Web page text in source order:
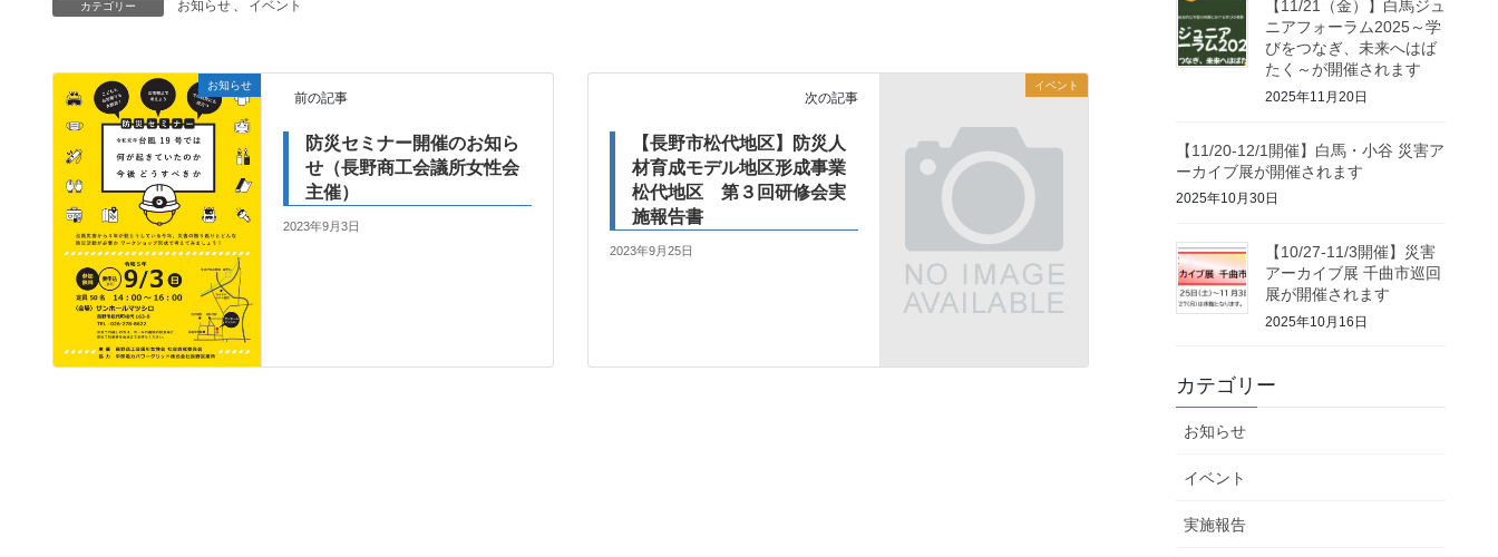
カテゴリー お知らせ 、 イベント
お知らせ
前の記事
防災セミナー開催のお知ら
せ（長野商工会議所女性会
主催）
2023年9月3日
イベント
次の記事
【長野市松代地区】防災人
材育成モデル地区形成事業
松代地区 第３回研修会実
施報告書
2023年9月25日
【11/21（金）】白馬ジュ
ニアフォーラム2025～学
びをつなぎ、未来へはば
たく～が開催されます
2025年11月20日
【11/20-12/1開催】白馬・小谷 災害ア
ーカイブ展が開催されます
2025年10月30日
【10/27-11/3開催】災害
アーカイブ展 千曲市巡回
展が開催されます
2025年10月16日
カテゴリー
お知らせ
イベント
実施報告